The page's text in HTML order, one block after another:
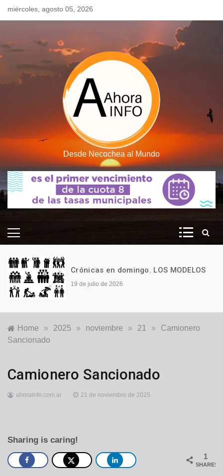
Skipmiércoles, agosto 05, 2026
Desde Necochea al Mundo
Crónicas en domingo. LOS MODELOS
19 de julio de 2026
Home » 2025 » noviembre » 21 »
Camionero
Sancionado
Nacionales
Seguridad
Camionero Sancionado
ahorainfo.com.ar 21 de noviembre de 2025
Sharing is caring!
1
SHARES